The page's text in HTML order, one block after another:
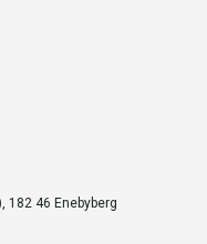
182 46 Enebyberg